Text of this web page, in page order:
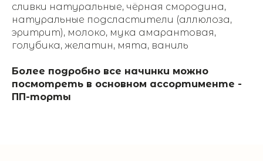
сливки натуральные, чёрная смородина,
натуральные подсластители (аллюлоза,
эритрит), молоко, мука амарантовая,
голубика, желатин, мята, ваниль
Более подробно все начинки можно
посмотреть в основном ассортименте -
ПП-торты